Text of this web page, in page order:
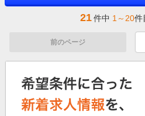
21件中 1～20件
前のページ